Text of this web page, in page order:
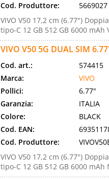
Cod. Produttore:
5669027
VIVO V50 17,2 cm (6.77")
tipo-C 12 GB 512 GB 6000 mAh
VIVO V50 5G DUAL SIM
Cod. art.:
574415
Marca:
VIVO
Pollici:
6.77"
Garanzia:
ITALIA
Colore:
BLACK
Cod. EAN:
Cod. Produttore:
VIVO V50 17,2 cm (6.77")
tipo-C 12 GB 512 GB 6000 mAh